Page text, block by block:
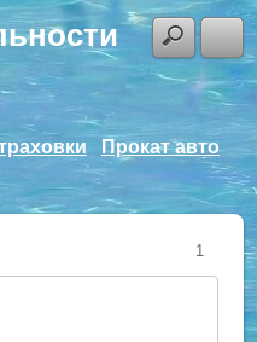
Прокат авто
1